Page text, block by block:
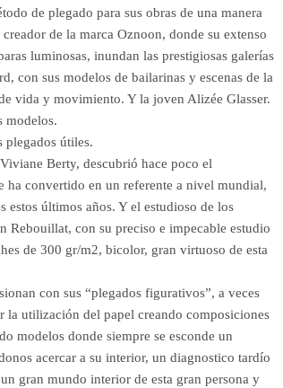
de plegado para sus obras de una manera
de la marca Oznoon, donde su extenso
luminosas, inundan las prestigiosas galerías
con sus modelos de bailarinas y escenas de la
vida y movimiento. Y la joven Alizée Glasser.
modelos.
plegados útiles.
Berty, descubrió hace poco el
ha convertido en un referente a nivel mundial,
estos últimos años. Y el estudioso de los
Rebouillat, con su preciso e impecable estudio
de 300 gr/m2, bicolor, gran virtuoso de esta
con sus “plegados figurativos”, a veces
la utilización del papel creando composiciones
modelos donde siempre se esconde un
acercar a su interior, un diagnostico tardío
gran mundo interior de esta gran persona y